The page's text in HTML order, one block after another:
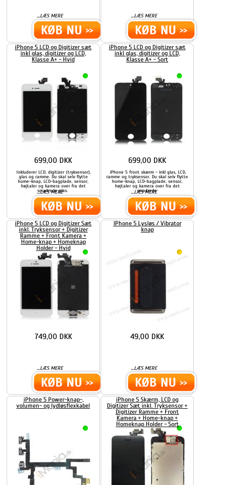
...LÆS MERE ...LÆS MERE
iPhone 5 LCD og Digitizer sæt
inkl glas, digitizer og LCD,
Klasse A+ - Hvid
Inkluderer LCD, digitizer (tryksensor),
glas og ramme. Du skal selv flytte
home-knap, LCD-bagplade, sensor,
højtaler og kamera over fra det
smadrede glas.
...LÆS MERE
699,00 DKK
iPhone 5 LCD og Digitizer sæt
inkl glas, digitizer og LCD,
Klasse A+ - Sort
iPhone 5 front skærm - inkl glas, LCD,
ramme og tryksensor. Du skal selv flytte
home-knap, LCD-bagplade, sensor,
højtaler og kamera over fra det
smadrede
...LÆS MERE
699,00 DKK
iPhone 5 LCD og Digitizer Sæt
inkl. Tryksensor + Digitizer
Ramme + Front Kamera +
Home-knap + Homeknap
Holder - Hvid
...LÆS MERE
749,00 DKK
IPhone 5 Lysløs / Vibrator
knap
...LÆS MERE
49,00 DKK
iPhone 5 Power-knap-,
volumen- og lydløsflexkabel
iPhone 5 Skærm, LCD og
Digitizer Sæt inkl. Tryksensor +
Digitizer Ramme + Front
Kamera + Home-knap +
Homeknap Holder - Sort